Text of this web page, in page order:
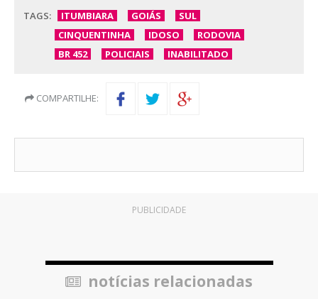
TAGS: ITUMBIARA GOIÁS
SUL
CINQUENTINHA
IDOSO
RODOVIA
BR 452
POLICIAIS INABILITADO
COMPARTILHE:
PUBLICIDADE
notícias relacionadas